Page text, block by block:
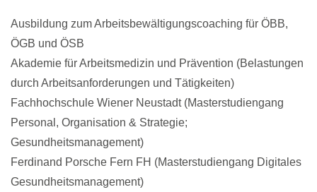
Ausbildung zum Arbeitsbewältigungscoaching für ÖBB,
ÖGB und ÖSB
Akademie für Arbeitsmedizin und Prävention (Belastungen
durch Arbeitsanforderungen und Tätigkeiten)
Fachhochschule Wiener Neustadt (Masterstudiengang
Personal, Organisation & Strategie;
Gesundheitsmanagement)
Ferdinand Porsche Fern FH (Masterstudiengang Digitales
Gesundheitsmanagement)